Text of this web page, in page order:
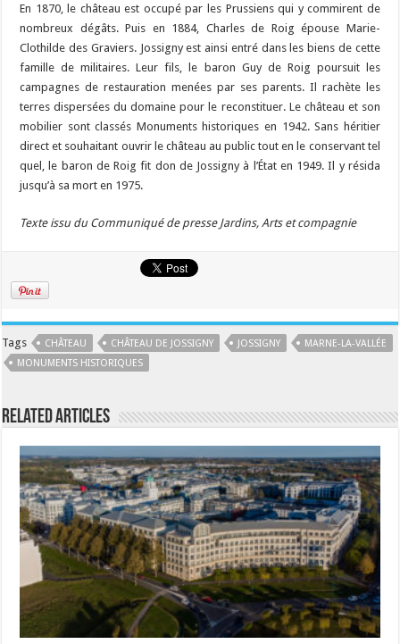
En 1870, le château est occupé par les Prussiens qui y commirent de
nombreux dégâts. Puis en 1884, Charles de Roig épouse Marie-
Clothilde des Graviers. Jossigny est ainsi entré dans les biens de cette
famille de militaires. Leur fils, le baron Guy de Roig poursuit les
campagnes de restauration menées par ses parents. Il rachète les
terres dispersées du domaine pour le reconstituer. Le château et son
mobilier sont classés Monuments historiques en 1942. Sans héritier
direct et souhaitant ouvrir le château au public tout en le conservant tel
quel, le baron de Roig fit don de Jossigny à l’État en 1949. Il y résida
jusqu’à sa mort en 1975.
Texte issu du Communiqué de presse Jardins, Arts et compagnie
Tags CHÂTEAU CHÂTEAU DE JOSSIGNY JOSSIGNY
MARNE-LA-VALLÉE
MONUMENTS HISTORIQUES
Related Articles